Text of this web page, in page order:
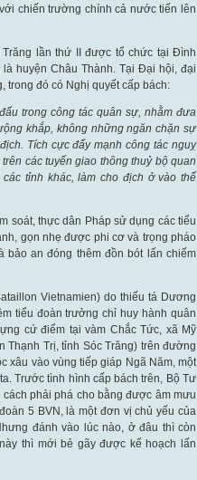
chiến trường chính cả nước tiến lên
lần thứ II được tổ chức tại Đình
huyện Châu Thành. Tại Đại hội, đại
trong đó có Nghị quyết cấp bách:
trong công tác quân sự, nhằm đưa
khắp, không những ngăn chặn sự
Tích cực đẩy mạnh công tác nguỵ
các tuyến giao thông thuỷ bộ quan
tỉnh khác, làm cho địch ở vào thế
soát, thực dân Pháp sử dụng các tiểu
gọn nhẹ được phi cơ và trọng pháo
bảo an đóng thêm đồn bót lấn chiếm
Vietnamien) do thiếu tá Dương
tiểu đoàn trưởng chỉ huy hành quân
cứ điểm tại vàm Chắc Tức, xã Mỹ
Thạnh Trị, tỉnh Sóc Trăng) trên đường
xâu vào vùng tiếp giáp Ngã Năm, một
Trước tình hình cấp bách trên, Bộ Tư
phải phá cho bằng được âm mưu
5 BVN, là một đơn vị chủ yếu của
đánh vào lúc nào, ở đâu thì còn
thì mới bẻ gãy được kế hoạch lấn